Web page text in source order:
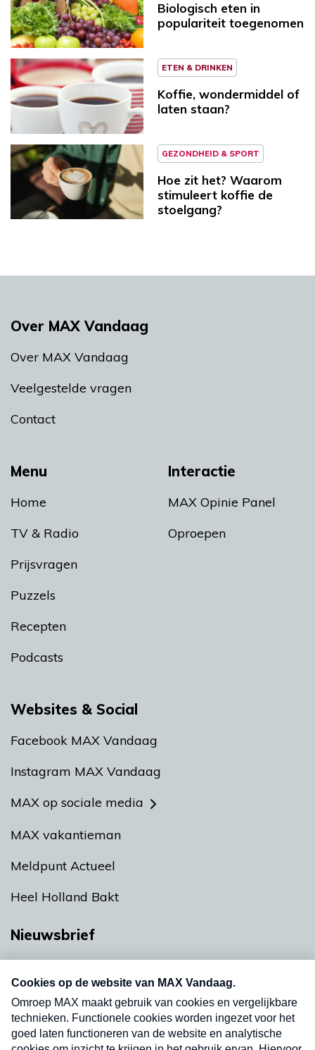
Biologisch eten in
populariteit toegenomen
ETEN & DRINKEN
Koffie, wondermiddel of
laten staan?
GEZONDHEID & SPORT
Hoe zit het? Waarom
stimuleert koffie de
stoelgang?
Menu
Home
TV & Radio
Prijsvragen
Puzzels
Recepten
Podcasts
Interactie
MAX Opinie Panel
Oproepen
Over MAX Vandaag
Over MAX Vandaag
Veelgestelde vragen
Contact
Websites & Social
Facebook MAX Vandaag
Instagram MAX Vandaag
MAX op sociale media
MAX vakantieman
Meldpunt Actueel
Heel Holland Bakt
Nieuwsbrief
nieuwsbrief. Elke vrijdag- en dinsdagochtend in
uw mailbox.
Verzend